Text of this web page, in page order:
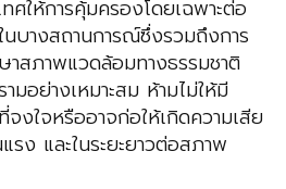
ศให้การคุ้มครองโดยเฉพาะต่อ
นบางสถานการณ์ซึ่งรวมถึงการ
สภาพแวดล้อมทางธรรมชาติ
มอย่างเหมาะสม ห้ามไม่ให้มี
งใจหรืออาจก่อให้เกิดความเสีย
รง และในระยะยาวต่อสภาพ